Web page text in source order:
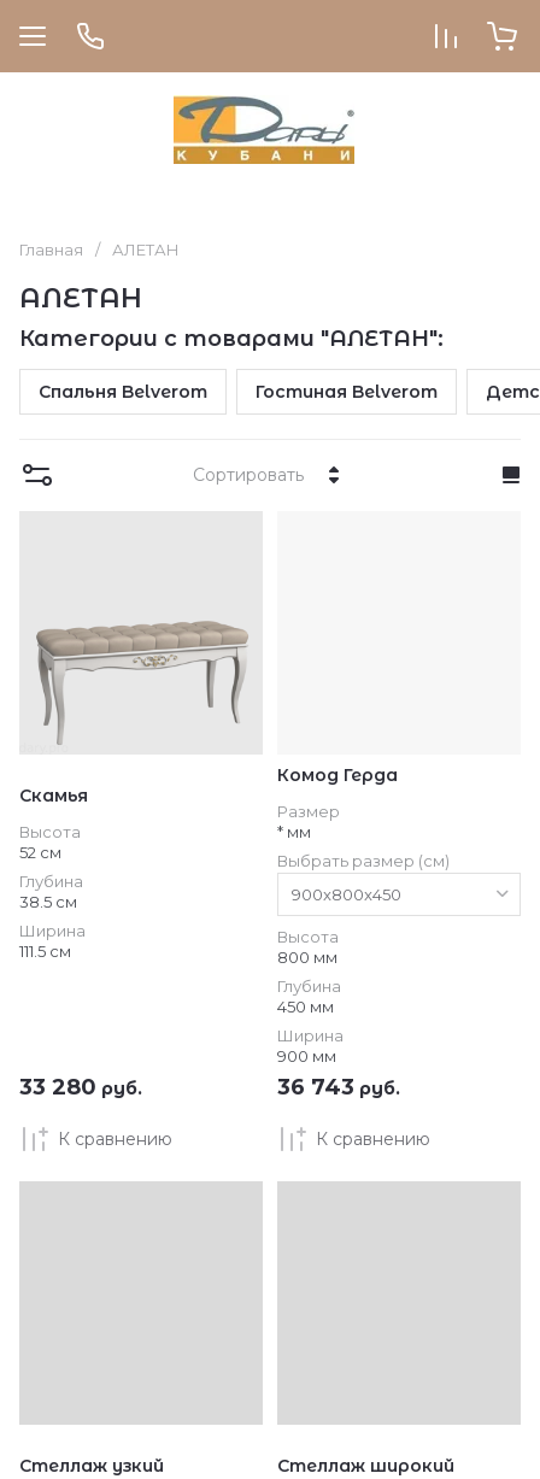
Главная / АЛЕТАН
АЛЕТАН
Категории с товарами "АЛЕТАН":
Спальня Belverom Гостиная Belverom
Сортировать
Скамья
Высота
52 см
Глубина
38.5 см
Ширина
111.5 см
33 280 руб.
К сравнению
Комод Герда
Размер
* мм
Выбрать размер (см)
Высота
800 мм
Глубина
450 мм
Ширина
900 мм
36 743 руб.
К сравнению
Стеллаж узкий Стеллаж широкий